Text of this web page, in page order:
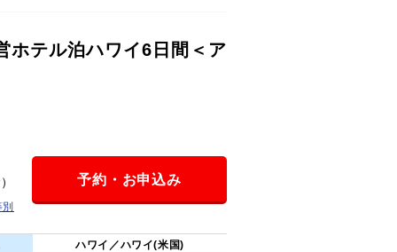
ホテル泊ハワイ6日間＜ア
予約・お申込み
ハワイ／ハワイ(米国)